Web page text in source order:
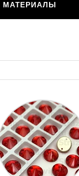
МАТЕРИАЛЫ